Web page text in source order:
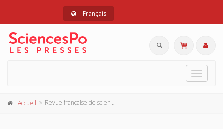
Français
Toggle
Accueil Revue française de science politique 67-4 août 2017